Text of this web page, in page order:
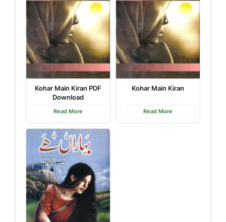
Kohar Main Kiran PDF
Download
Read More
Kohar Main Kiran
Read More